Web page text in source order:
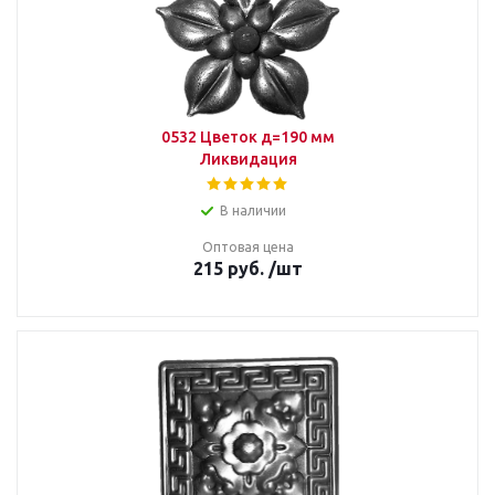
0532 Цветок д=190 мм
Ликвидация
В наличии
Оптовая цена
215 руб. /шт